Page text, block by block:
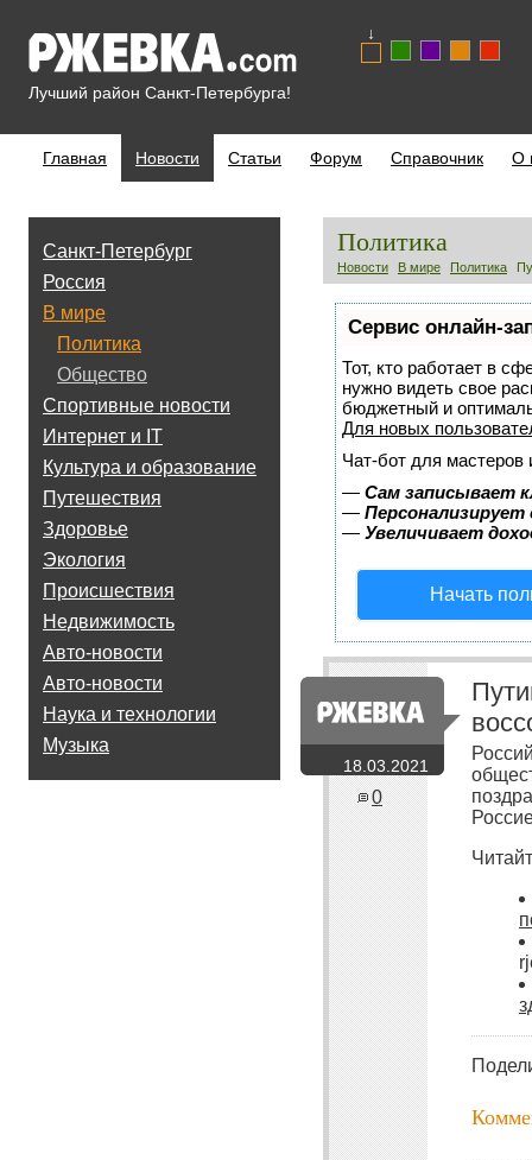
Лучший район Санкт-Петербурга!
↓
Главная Новости Статьи Форум Справочник О
Санкт-Петербург
Россия
В мире
Политика
Общество
Спортивные новости
Интернет и IT
Культура и образование
Путешествия
Здоровье
Экология
Происшествия
Недвижимость
Авто-новости
Авто-новости
Наука и технологии
Музыка
Политика
Новости В мире Политика
Сервис онлайн-
Тот, кто работает в
нужно видеть свое
бюджетный и
Для новых
Чат-бот для мастеров
— Сам записывает
—
— Увеличивает
Начать
18.03.2021
0